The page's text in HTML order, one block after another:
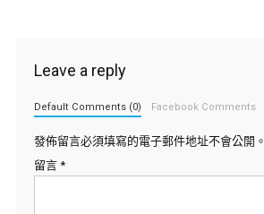
Leave a reply
Default Comments (0) Facebook Comments
發佈留言必須填寫的電子郵件地址不會公開。
留言 *